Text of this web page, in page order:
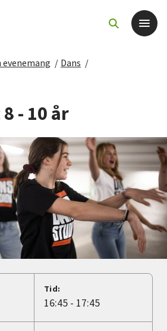
evenemang
evenemang / Dans /
- 10 år
Tid:
16:45 - 17:45